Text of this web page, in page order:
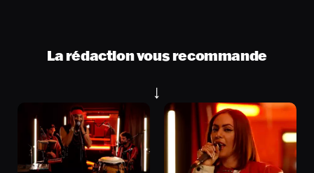
La rédaction vous recommande